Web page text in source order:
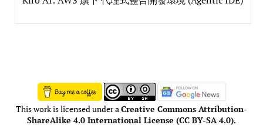
This work is licensed under aCreative Commons Attribution-
ShareAlike 4.0 International License (CC BY-SA 4.0).